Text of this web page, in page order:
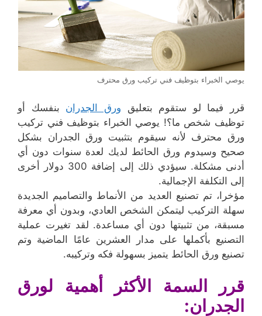
يوصي الخبراء بتوظيف فني تركيب ورق محترف
قرر فيما لو ستقوم بتعليق ورق الجدران بنفسك أو
توظيف شخص ما؟! يوصي الخبراء بتوظيف فني تركيب
ورق محترف لأنه سيقوم بتثبيت ورق الجدران بشكل
صحيح وسيدوم ورق الحائط لديك لعدة سنوات دون أي
أدنى مشكلة. سيؤدي ذلك إلى إضافة 300 دولار أخرى
إلى التكلفة الإجمالية.
مؤخرا، تم تصنيع العديد من الأنماط والتصاميم الجديدة
سهلة التركيب ليتمكن الشخص العادي، وبدون أي معرفة
مسبقة، من تثبيتها دون أي مساعدة. لقد تغيرت عملية
التصنيع بأكملها على مدار العشرين عامًا الماضية وتم
تصنيع ورق الحائط يتميز بسهولة فكه وتركيبه.
قرر السمة الأكثر أهمية لورق
الجدران: